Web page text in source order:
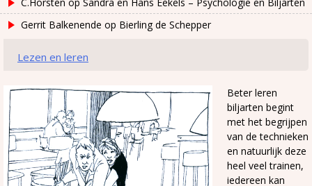
Gerrit Balkenende op Bierling de Schepper
Lezen en leren
Beter leren
biljarten begint
met het begrijpen
van de technieken
en natuurlijk deze
heel veel trainen,
iedereen kan